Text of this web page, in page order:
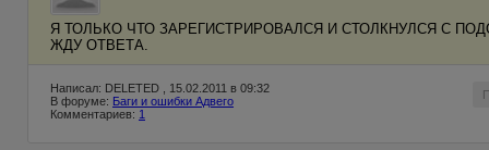
Я ТОЛЬКО ЧТО ЗАРЕГИСТРИРОВАЛСЯ И СТОЛКНУЛСЯ С
ЖДУ ОТВЕТА.
Написал: DELETED , 15.02.2011 в 09:32
В форуме: Баги и ошибки Адвего
Комментариев: 1